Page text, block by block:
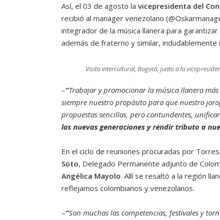
Así, el 03 de agosto la vicepresidenta del
recibió al manager venezolano
integrador de la música llanera para
además de fraterno y similar,
Visita intercultural, Bogotá, junto a la
–“Trabajar y promocionar la música llanera
siempre nuestro propósito para que nuestro
propuestas sencillas, pero contundentes,
las nuevas generaciones y rendir tributo a
En el ciclo de reuniones procuradas por
Soto, Delegado Permanente adjunto de
Angélica Mayolo. Allí se resaltó a la región
reflejamos colombianos y venezolanos.
–“Son muchas las competencias, festivales y